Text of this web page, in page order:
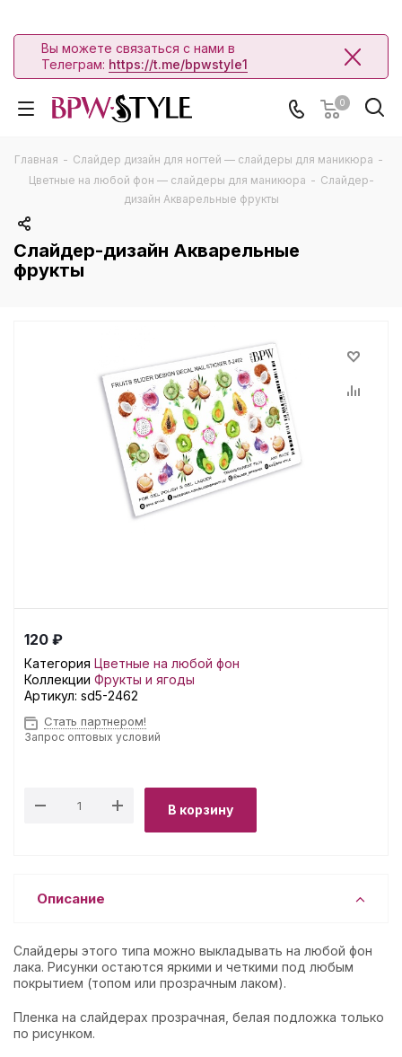
Вы можете связаться с нами в
Телеграм: https://t.me/bpwstyle1
0
Главная - Слайдер дизайн для ногтей — слайдеры для маникюра -
Цветные на любой фон — слайдеры для маникюра - Слайдер-
дизайн Акварельные фрукты
Слайдер-дизайн Акварельные
фрукты
120 ₽
Категория Цветные на любой фон
Коллекции Фрукты и ягоды
Артикул: sd5-2462
Стать партнером!
Запрос оптовых условий
В корзину
Описание
Слайдеры этого типа можно выкладывать на любой фон
лака. Рисунки остаются яркими и четкими под любым
покрытием (топом или прозрачным лаком).
Пленка на слайдерах прозрачная, белая подложка только
по рисунком.